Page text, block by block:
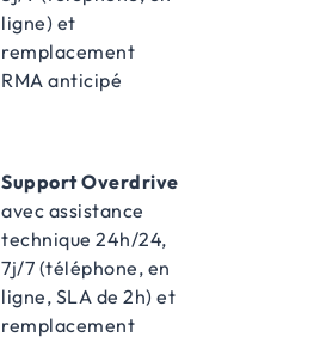
ligne) et
remplacement
RMA anticipé
Support Overdrive
avec assistance
technique 24h/24,
7j/7 (téléphone, en
ligne, SLA de 2h) et
remplacement